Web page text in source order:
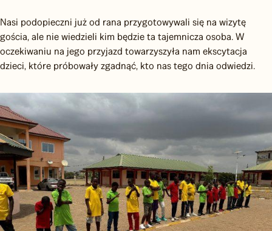
Nasi podopieczni już od rana przygotowywali się na wizytę
gościa, ale nie wiedzieli kim będzie ta tajemnicza osoba. W
oczekiwaniu na jego przyjazd towarzyszyła nam ekscytacja
dzieci, które próbowały zgadnąć, kto nas tego dnia odwiedzi.